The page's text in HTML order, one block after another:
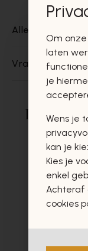
Alles over dit
Vragen over
Deze
Om
laten
je
Wens je
kan je
Kies je
enkel
Achteraf
cookies